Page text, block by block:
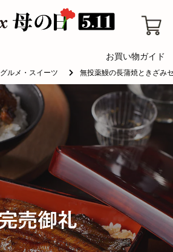
お買い物ガイド
グルメ・スイーツ 無投薬鰻の長蒲焼ときざみ